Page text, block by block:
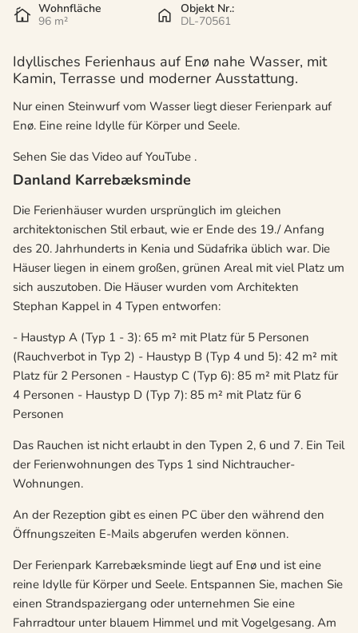
Wohnfläche
96 m²
Objekt Nr.:
DL-70561
Idyllisches Ferienhaus auf Enø nahe Wasser, mit
Kamin, Terrasse und moderner Ausstattung.
Nur einen Steinwurf vom Wasser liegt dieser Ferienpark auf
Enø. Eine reine Idylle für Körper und Seele.
Sehen Sie das Video auf YouTube .
Danland Karrebæksminde
Die Ferienhäuser wurden ursprünglich im gleichen
architektonischen Stil erbaut, wie er Ende des 19./ Anfang
des 20. Jahrhunderts in Kenia und Südafrika üblich war. Die
Häuser liegen in einem großen, grünen Areal mit viel Platz um
sich auszutoben. Die Häuser wurden vom Architekten
Stephan Kappel in 4 Typen entworfen:
- Haustyp A (Typ 1 - 3): 65 m² mit Platz für 5 Personen
(Rauchverbot in Typ 2) - Haustyp B (Typ 4 und 5): 42 m² mit
Platz für 2 Personen - Haustyp C (Typ 6): 85 m² mit Platz für
4 Personen - Haustyp D (Typ 7): 85 m² mit Platz für 6
Personen
Das Rauchen ist nicht erlaubt in den Typen 2, 6 und 7. Ein Teil
der Ferienwohnungen des Typs 1 sind Nichtraucher-
Wohnungen.
An der Rezeption gibt es einen PC über den während den
Öffnungszeiten E-Mails abgerufen werden können.
Der Ferienpark Karrebæksminde liegt auf Enø und ist eine
reine Idylle für Körper und Seele. Entspannen Sie, machen Sie
einen Strandspaziergang oder unternehmen Sie eine
Fahrradtour unter blauem Himmel und mit Vogelgesang. Am